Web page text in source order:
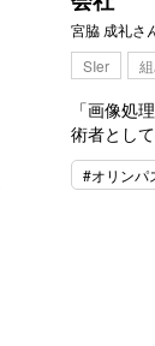
宮脇 成礼さ
SIer
「画像処
術者とし
#オリンパ